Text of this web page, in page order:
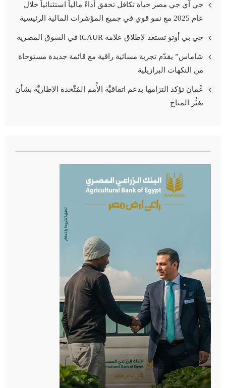
جي آي جي مصر حياة تكافل تحقق أداءً مالياً استثنائياً خلال
عام 2025 مع نمو قوي في جميع المؤشرات المالية الرئيسية
جي بي أوتو تستعد لإطلاق علامة iCAUR في السوق المصرية
شاماس” يقدّم تجربة مسائية راقية مع قائمة جديدة مستوحاة
من النكهات البرازيلية
عُمان تؤكد التزامها بدعم اتفاقيَّة الأُمم المُتَّحدة الإطاريَّة بشأن
تغيُّر المناخ